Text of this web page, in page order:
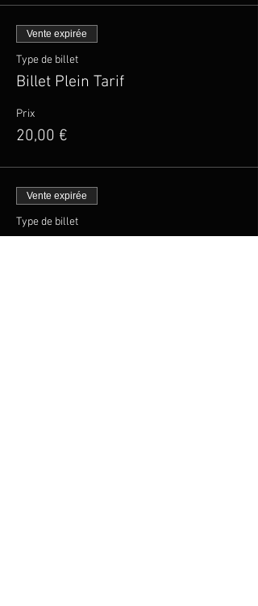
Vente expirée
Type de billet
Billet Plein Tarif
Prix
20,00 €
Vente expirée
Type de billet